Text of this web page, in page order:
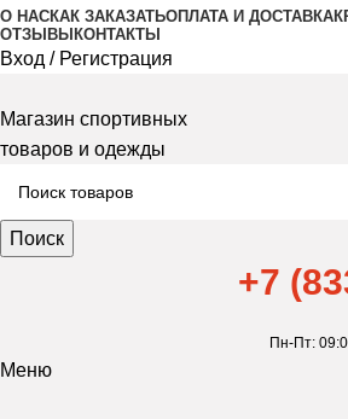
О НАСКАК ЗАКАЗАТЬОПЛАТА И ДОСТАВКА
ОТЗЫВЫ КОНТАКТЫ
Вход / Регистрация
Магазин спортивных
товаров и одежды
Поиск
+7
Пн-Пт:
Меню